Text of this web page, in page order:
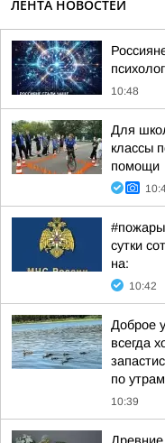
ЛЕНТА НОВОСТЕЙ
10:48
Для
классы
помощи
сутки
на:
10:42
Доброе
всегда
по утрам
10:39